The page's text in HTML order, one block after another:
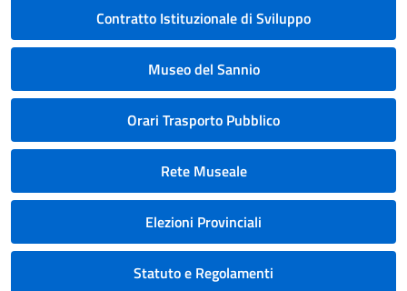
Contratto Istituzionale di Sviluppo
Museo del Sannio
Orari Trasporto Pubblico
Rete Museale
Elezioni Provinciali
Statuto e Regolamenti